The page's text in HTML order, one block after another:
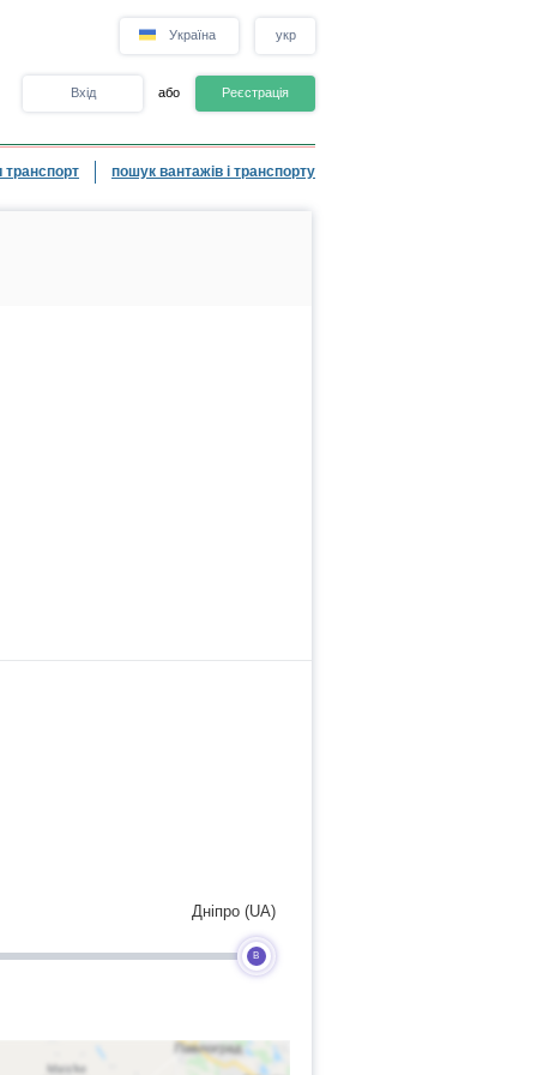
Україна укр
Вхід або Реєстрація
транспорт пошук вантажів і транспорту
B
Дніпро (UA)